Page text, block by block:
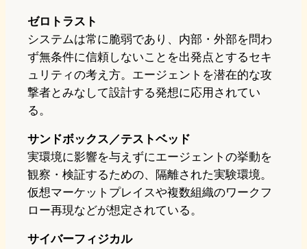
ゼロトラスト
システムは常に脆弱であり、内部・外部を問わ
ず無条件に信頼しないことを出発点とするセキ
ュリティの考え方。エージェントを潜在的な攻
撃者とみなして設計する発想に応用されてい
る。
サンドボックス／テストベッド
実環境に影響を与えずにエージェントの挙動を
観察・検証するための、隔離された実験環境。
仮想マーケットプレイスや複数組織のワークフ
ロー再現などが想定されている。
サイバーフィジカル